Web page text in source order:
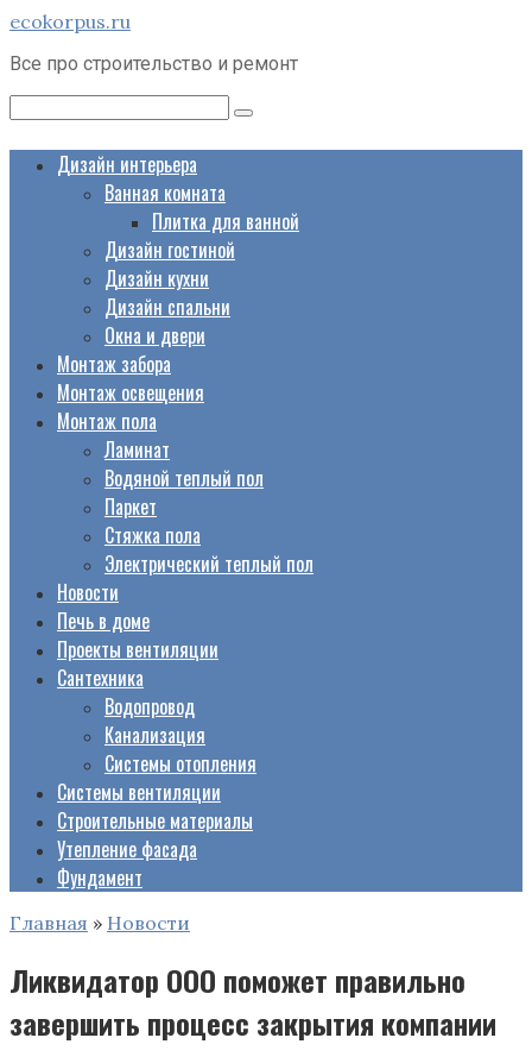
Перейти
контенту
ecokorpus.ru
Все про строительство и ремонт
Дизайн интерьера
Ванная комната
Плитка для ванной
Дизайн гостиной
Дизайн кухни
Дизайн спальни
Окна и двери
Монтаж забора
Монтаж освещения
Монтаж пола
Ламинат
Водяной теплый пол
Паркет
Стяжка пола
Электрический теплый пол
Новости
Печь в доме
Проекты вентиляции
Сантехника
Водопровод
Канализация
Системы отопления
Системы вентиляции
Строительные материалы
Утепление фасада
Фундамент
Главная » Новости
Ликвидатор ООО поможет правильно
завершить процесс закрытия компании